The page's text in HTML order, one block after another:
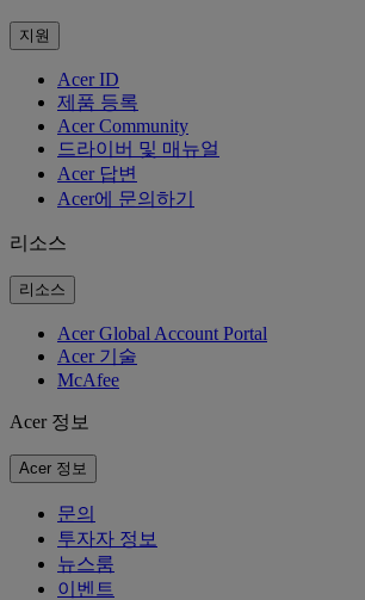
지원
Acer ID
제품 등록
Acer Community
드라이버 및 매뉴얼
Acer 답변
Acer에 문의하기
리소스
리소스
Acer Global Account Portal
Acer 기술
McAfee
Acer 정보
Acer 정보
문의
투자자 정보
뉴스룸
이벤트